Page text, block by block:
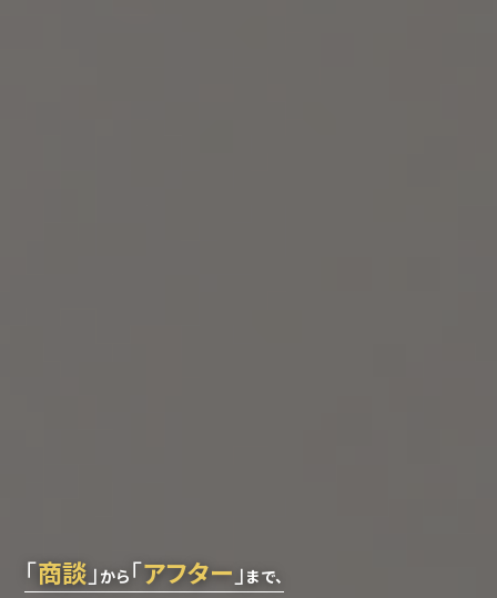
「商談 」 から 「アフター 」 まで、